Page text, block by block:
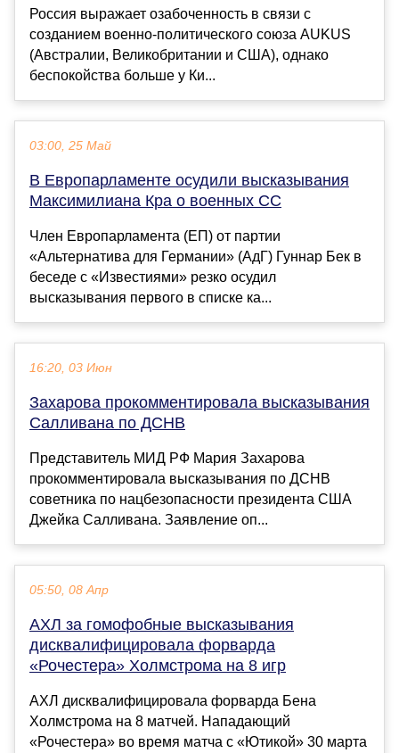
Россия выражает озабоченность в связи с
созданием военно-политического союза AUKUS
(Австралии, Великобритании и США), однако
беспокойства больше у Ки...
03:00, 25 Май
В Европарламенте осудили высказывания
Максимилиана Кра о военных СС
Член Европарламента (ЕП) от партии
«Альтернатива для Германии» (АдГ) Гуннар Бек в
беседе с «Известиями» резко осудил
высказывания первого в списке ка...
16:20, 03 Июн
Захарова прокомментировала высказывания
Салливана по ДСНВ
Представитель МИД РФ Мария Захарова
прокомментировала высказывания по ДСНВ
советника по нацбезопасности президента США
Джейка Салливана. Заявление оп...
05:50, 08 Апр
АХЛ за гомофобные высказывания
дисквалифицировала форварда
«Рочестера» Холмстрома на 8 игр
АХЛ дисквалифицировала форварда Бена
Холмстрома на 8 матчей. Нападающий
«Рочестера» во время матча с «Ютикой» 30 марта